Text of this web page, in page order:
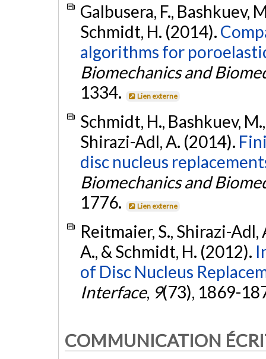
Galbusera, F., Bashkuev,
Schmidt, H. (2014).
algorithms for
Biomechanics and
1334.
Lien externe
Schmidt, H., Bashkuev,
Shirazi-Adl, A. (2014).
disc nucleus
Biomechanics and
1776.
Lien externe
Reitmaier, S., Shirazi-Adl,
A., & Schmidt, H. (2012).
of Disc Nucleus
Interface, 9(73), 1869-
COMMUNICATION